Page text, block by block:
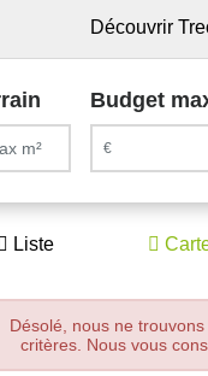
Découvrir
Budget
Liste
Désolé, nous ne
critères. Nous vous